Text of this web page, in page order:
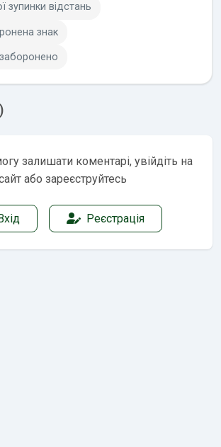
зупинки відстань
знак
залишати коментарі, увійдіть на
або зареєструйтесь
Реєстрація